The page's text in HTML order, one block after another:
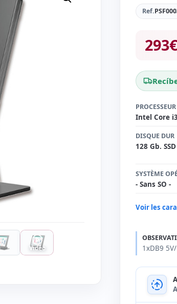
Vidéo
Ref.
293
PROCESSEUR
Intel Core
DISQUE DUR
128 Gb. SSD
SYSTÈME
- Sans SO -
Voir les
1xDB9